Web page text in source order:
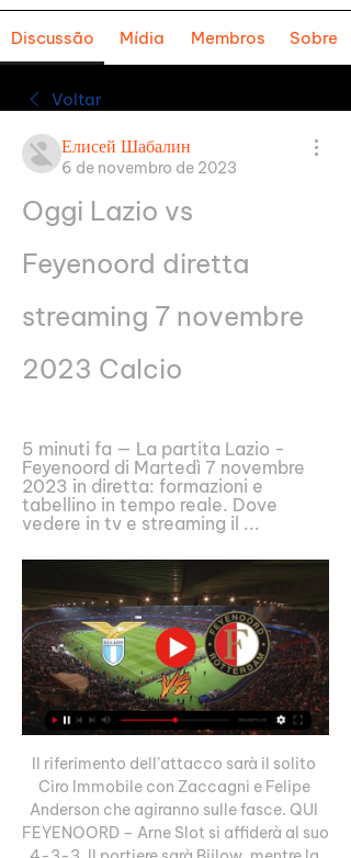
Discussão Mídia Membros Sobre
Voltar
Елисей Шабалин
6 de novembro de 2023
Oggi Lazio vs
Feyenoord diretta
streaming 7 novembre
2023 Calcio
5 minuti fa — La partita Lazio -
Feyenoord di Martedì 7 novembre
2023 in diretta: formazioni e
tabellino in tempo reale. Dove
vedere in tv e streaming il ...
Il riferimento dell’attacco sarà il solito
Ciro Immobile con Zaccagni e Felipe
Anderson che agiranno sulle fasce. QUI
FEYENOORD – Arne Slot si affiderà al suo